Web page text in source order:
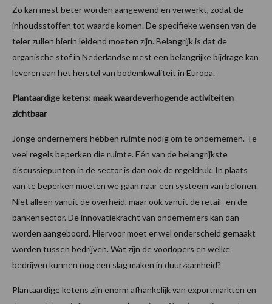
Zo kan mest beter worden aangewend en verwerkt, zodat de
inhoudsstoffen tot waarde komen. De specifieke wensen van de
teler zullen hierin leidend moeten zijn. Belangrijk is dat de
organische stof in Nederlandse mest een belangrijke bijdrage kan
leveren aan het herstel van bodemkwaliteit in Europa.
Plantaardige ketens: maak waardeverhogende activiteiten
zichtbaar
Jonge ondernemers hebben ruimte nodig om te ondernemen. Te
veel regels beperken die ruimte. Eén van de belangrijkste
discussiepunten in de sector is dan ook de regeldruk. In plaats
van te beperken moeten we gaan naar een systeem van belonen.
Niet alleen vanuit de overheid, maar ook vanuit de retail- en de
bankensector. De innovatiekracht van ondernemers kan dan
worden aangeboord. Hiervoor moet er wel onderscheid gemaakt
worden tussen bedrijven. Wat zijn de voorlopers en welke
bedrijven kunnen nog een slag maken in duurzaamheid?
Plantaardige ketens zijn enorm afhankelijk van exportmarkten en